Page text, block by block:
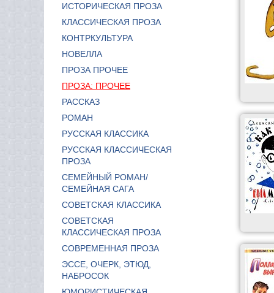
ИСТОРИЧЕСКАЯ ПРОЗА
КЛАССИЧЕСКАЯ ПРОЗА
КОНТРКУЛЬТУРА
НОВЕЛЛА
ПРОЗА ПРОЧЕЕ
ПРОЗА: ПРОЧЕЕ
РАССКАЗ
РОМАН
РУССКАЯ КЛАССИКА
РУССКАЯ КЛАССИЧЕСКАЯ
ПРОЗА
СЕМЕЙНЫЙ РОМАН/
СЕМЕЙНАЯ САГА
СОВЕТСКАЯ КЛАССИКА
СОВЕТСКАЯ
КЛАССИЧЕСКАЯ ПРОЗА
СОВРЕМЕННАЯ ПРОЗА
ЭССЕ, ОЧЕРК, ЭТЮД,
НАБРОСОК